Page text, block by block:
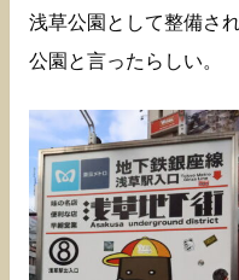
浅草公園として整備さ
公園と言ったらしい。